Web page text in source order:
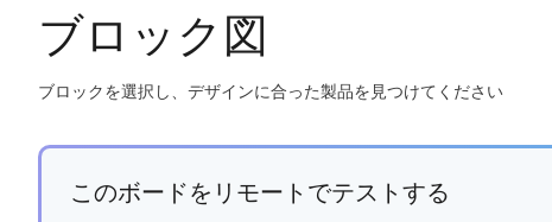
ブロック図
ブロックを選択し、デザインに合った製品を見つけてください
interactive
diagram
このボードをリモートでテストする